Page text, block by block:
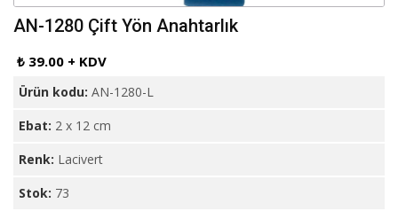
AN-1280 Çift Yön Anahtarlık
₺ 39.00 + KDV
Ürün kodu: AN-1280-L
Ebat: 2 x 12 cm
Renk: Lacivert
Stok: 73